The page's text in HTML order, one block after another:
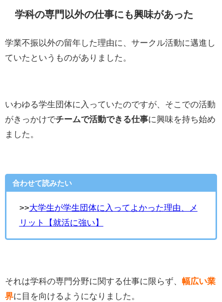
学科の専門以外の仕事にも興味があった
学業不振以外の留年した理由に、サークル活動に邁進し
ていたというものがありました。
いわゆる学生団体に入っていたのですが、そこでの活動
がきっかけでチームで活動できる仕事に興味を持ち始め
ました。
合わせて読みたい
>>大学生が学生団体に入ってよかった理由、メ
リット【就活に強い】
それは学科の専門分野に関する仕事に限らず、 幅広い業
界に目を向けるようになりました。